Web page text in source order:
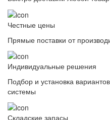
Честные цены
Прямые поставки от
Индивидуальные решения
Подбор и установка
системы
Складские запасы